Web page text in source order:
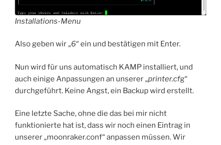
Installations-Menu
Also geben wir „6“ ein und bestätigen mit Enter.
Nun wird für uns automatisch KAMP installiert, und
auch einige Anpassungen an unserer „printer.cfg“
durchgeführt. Keine Angst, ein Backup wird erstellt.
Eine letzte Sache, ohne die das bei mir nicht
funktionierte hat ist, dass wir noch einen Eintrag in
unserer „moonraker.conf“ anpassen müssen. Wir